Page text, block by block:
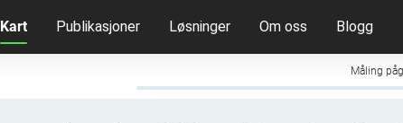
Kart Publikasjoner Løsninger Om oss Blogg
Måling